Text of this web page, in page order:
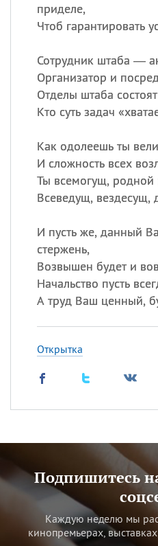
приделе,
Чтоб гарантировать
Сотрудник штаба —
Организатор и
Отделы штаба
Кто суть задач
Как одолеешь ты
И сложность всех
Ты всемогущ, родной
Всеведущ, вездесущ,
И пусть же, данный
стержень,
Возвышен будет и
Начальство пусть
А труд Ваш ценный,
Открытка
Подпишитесь
Каждую неделю мы
кинопремьерах,